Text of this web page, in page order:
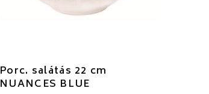
Porc. salátás 22 cm
NUANCES BLUE